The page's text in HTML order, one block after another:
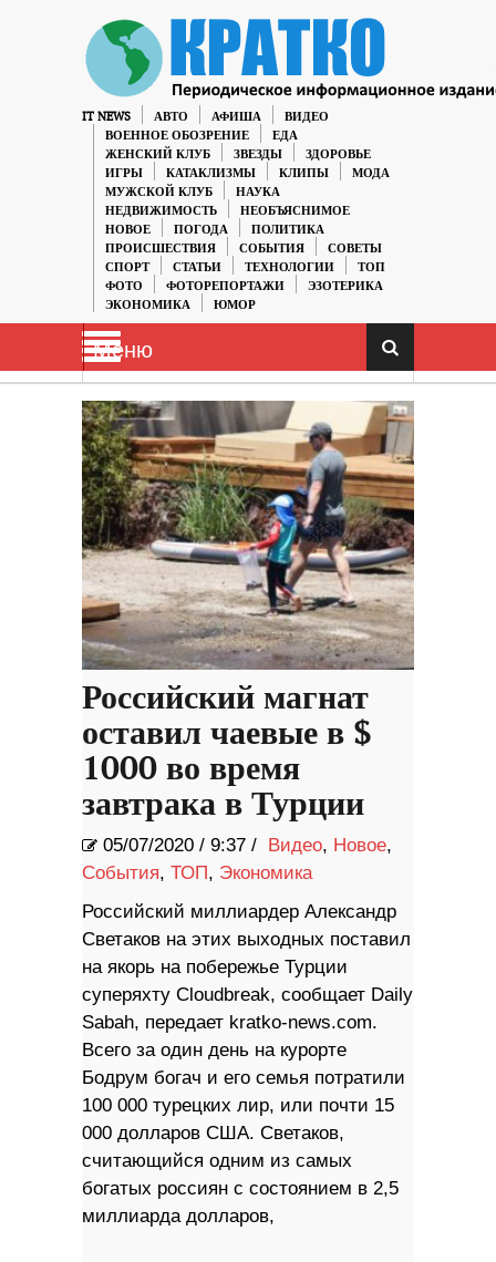
IT NEWS АВТО АФИША
ВИДЕО
ВОЕННОЕ ОБОЗРЕНИЕ
ЕДА
ЖЕНСКИЙ КЛУБ
ЗВЕЗДЫ
ЗДОРОВЬЕ
ИГРЫ
КАТАКЛИЗМЫ КЛИПЫ
МОДА
МУЖСКОЙ КЛУБ
НАУКА
НЕДВИЖИМОСТЬ
НЕОБЪЯСНИМОЕ
НОВОЕ
ПОГОДА
ПОЛИТИКА
ПРОИСШЕСТВИЯ
СОБЫТИЯ
СОВЕТЫ
СПОРТ
СТАТЬИ ТЕХНОЛОГИИ
ТОП
ФОТО
ФОТОРЕПОРТАЖИ
ЭЗОТЕРИКА
ЭКОНОМИКА
ЮМОР
Меню
Российский магнат
оставил чаевые в $
1000 во время
завтрака в Турции
05/07/2020 / 9:37 / Видео, Новое,
События, ТОП, Экономика
Российский миллиардер Александр
Светаков на этих выходных поставил
на якорь на побережье Турции
суперяхту Cloudbreak, сообщает Daily
Sabah, передает kratko-news.com.
Всего за один день на курорте
Бодрум богач и его семья потратили
100 000 турецких лир, или почти 15
000 долларов США. Светаков,
считающийся одним из самых
богатых россиян с состоянием в 2,5
миллиарда долларов,